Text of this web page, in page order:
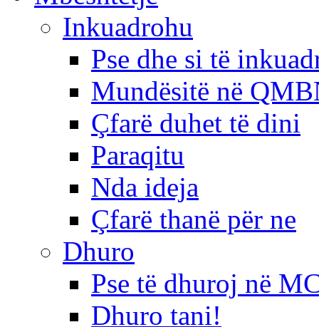
Inkuadrohu
Pse dhe si të
Mundësitë në
Çfarë duhet të dini
Paraqitu
Nda ideja
Çfarë thanë për ne
Dhuro
Pse të dhuroj në
Dhuro tani!